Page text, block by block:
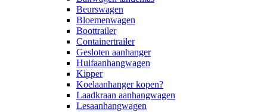
Beurswagen
Bloemenwagen
Boottrailer
Containertrailer
Gesloten aanhanger
Huifaanhangwagen
Kipper
Koelaanhanger kopen?
Laadkraan aanhangwagen
Lesaanhangwagen